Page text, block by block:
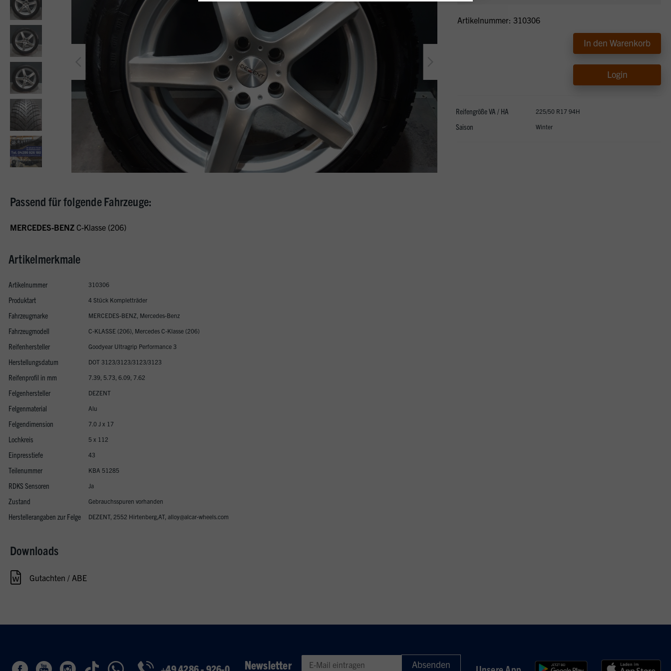
Artikelnummer: 310306
In den Warenkorb
Login
Reifengröße VA / HA 225/50 R17 94H
Saison Winter
Passend für folgende Fahrzeuge:
MERCEDES-BENZ C-Klasse (206)
Artikelmerkmale
Artikelnummer 310306
Produktart 4 Stück Kompletträder
Fahrzeugmarke MERCEDES-BENZ, Mercedes-Benz
Fahrzeugmodell C-KLASSE (206), Mercedes C-Klasse (206)
Reifenhersteller Goodyear Ultragrip Performance 3
Herstellungsdatum DOT 3123/3123/3123/3123
Reifenprofil in mm 7.39, 5.73, 6.09, 7.62
Felgenhersteller DEZENT
Felgenmaterial Alu
Felgendimension 7.0 J x 17
Lochkreis 5 x 112
Einpresstiefe 43
Teilenummer KBA 51285
RDKS Sensoren Ja
Zustand Gebrauchsspuren vorhanden
Herstellerangaben zur Felge DEZENT, 2552 Hirtenberg,AT, alloy@alcar-wheels.com
Downloads
Gutachten / ABE
+49 4286 - 926-0 Newsletter